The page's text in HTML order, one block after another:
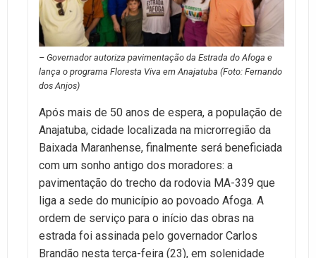
– Governador autoriza pavimentação da Estrada do Afoga e
lança o programa Floresta Viva em Anajatuba (Foto: Fernando
dos Anjos)
Após mais de 50 anos de espera, a população de
Anajatuba, cidade localizada na microrregião da
Baixada Maranhense, finalmente será beneficiada
com um sonho antigo dos moradores: a
pavimentação do trecho da rodovia MA-339 que
liga a sede do município ao povoado Afoga. A
ordem de serviço para o início das obras na
estrada foi assinada pelo governador Carlos
Brandão nesta terça-feira (23), em solenidade